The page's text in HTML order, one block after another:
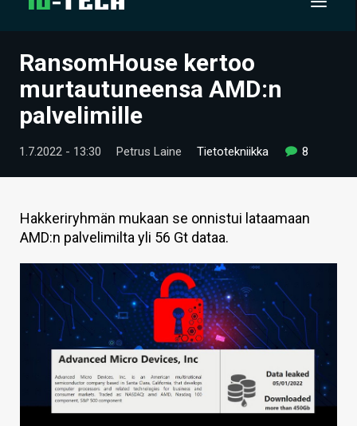
UUTISET
ARTIKKELIT
VIDEOT
TECHBBS
TIETOA
HINTA.FI
KAUPPA
VAIHDA TEEMA
HAKU
RansomHouse kertoo
murtautuneensa AMD:n
palvelimille
1.7.2022 - 13:30 Petrus Laine Tietotekniikka 8
Hakkeriryhmän mukaan se onnistui lataamaan
AMD:n palvelimilta yli 56 Gt dataa.